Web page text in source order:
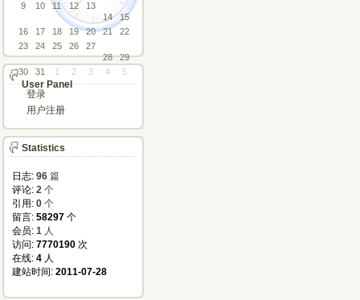
9
10 11 12
13
14
15
16
17 18 19 20 21
22
23
24 25 26
27
28
29
30
31 1 2 3 4 5
User Panel
登录
用户注册
Statistics
日志: 96 篇
评论: 2 个
引用: 0 个
留言: 58297 个
会员: 1 人
访问: 7770190 次
在线: 4 人
建站时间: 2011-07-28